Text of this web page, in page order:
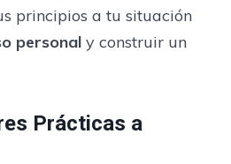
principios a tu situación
personal y construir un
Prácticas a